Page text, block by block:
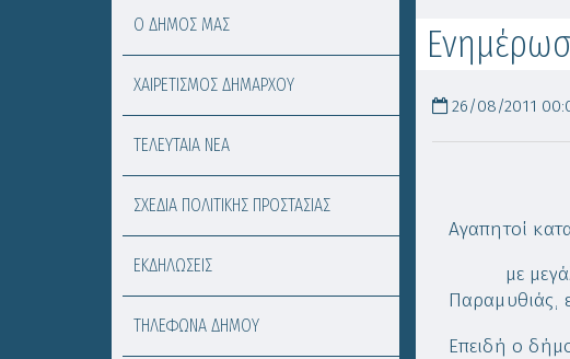
26/08/2011
Αγαπητοί
με μεγάλη
Παραμυθιάς,
Επειδή ο
Ο ΔΗΜΟΣ ΜΑΣ
ΧΑΙΡΕΤΙΣΜΟΣ ΔΗΜΑΡΧΟΥ
ΤΕΛΕΥΤΑΙΑ ΝΕΑ
ΣΧΕΔΙΑ ΠΟΛΙΤΙΚΗΣ ΠΡΟΣΤΑΣΙΑΣ
ΕΚΔΗΛΩΣΕΙΣ
ΤΗΛΕΦΩΝΑ ΔΗΜΟΥ